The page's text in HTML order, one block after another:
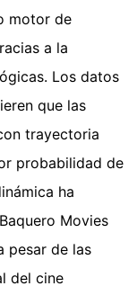
motor de
a la
Los datos
que las
trayectoria
probabilidad de
ha
Movies
pesar de las
del cine